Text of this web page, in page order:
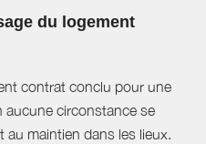
du logement
contrat conclu pour une
aucune circonstance se
maintien dans les lieux.